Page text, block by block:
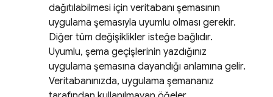
dağıtılabilmesi için veritabanı şemasının
uygulama şemasıyla uyumlu olması gerekir.
Diğer tüm değişiklikler isteğe bağlıdır.
Uyumlu, şema geçişlerinin yazdığınız
uygulama şemasına dayandığı anlamına gelir.
Veritabanınızda, uygulama şemananız